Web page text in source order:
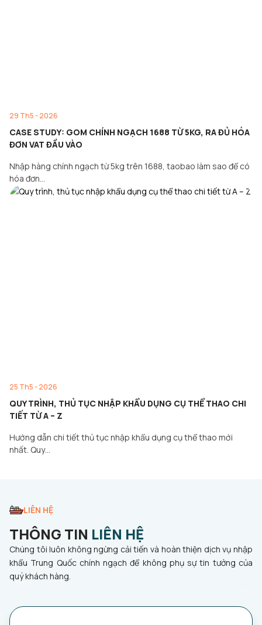
29 Th5 - 2026
CASE STUDY: GOM CHÍNH NGẠCH 1688 TỪ 5KG, RA ĐỦ HÓA
ĐƠN VAT ĐẦU VÀO
Nhập hàng chính ngạch từ 5kg trên 1688, taobao làm sao để có
hóa đơn…
25 Th5 - 2026
QUY TRÌNH, THỦ TỤC NHẬP KHẨU DỤNG CỤ THỂ THAO CHI
TIẾT TỪ A – Z
Hướng dẫn chi tiết thủ tục nhập khẩu dụng cụ thể thao mới
nhất. Quy…
LIÊN HỆ
THÔNG TIN LIÊN HỆ
Chúng tôi luôn không ngừng cải tiến và hoàn thiện dịch vụ nhập
khẩu Trung Quốc chính ngạch để không phụ sự tin tưởng của
quý khách hàng.